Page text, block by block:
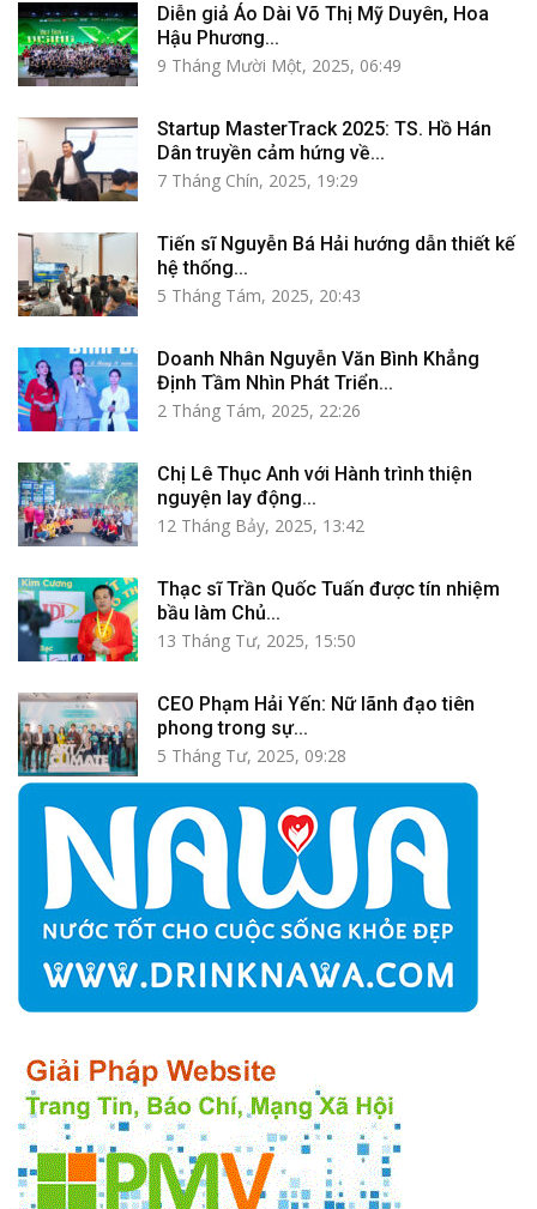
Diễn giả Áo Dài Võ Thị Mỹ Duyên, Hoa
Hậu Phương...
9 Tháng Mười Một, 2025, 06:49
Startup MasterTrack 2025: TS. Hồ Hán
Dân truyền cảm hứng về...
7 Tháng Chín, 2025, 19:29
Tiến sĩ Nguyễn Bá Hải hướng dẫn thiết kế
hệ thống...
5 Tháng Tám, 2025, 20:43
Doanh Nhân Nguyễn Văn Bình Khẳng
Định Tầm Nhìn Phát Triển...
2 Tháng Tám, 2025, 22:26
Chị Lê Thục Anh với Hành trình thiện
nguyện lay động...
12 Tháng Bảy, 2025, 13:42
Thạc sĩ Trần Quốc Tuấn được tín nhiệm
bầu làm Chủ...
13 Tháng Tư, 2025, 15:50
CEO Phạm Hải Yến: Nữ lãnh đạo tiên
phong trong sự...
5 Tháng Tư, 2025, 09:28